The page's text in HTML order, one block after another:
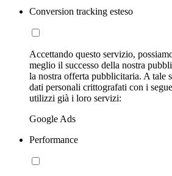
Conversion tracking esteso
Accettando questo servizio,
meglio il successo della nostra
la nostra offerta pubblicitaria. A tale
dati personali crittografati con i
utilizzi già i loro servizi:
Google Ads
Performance